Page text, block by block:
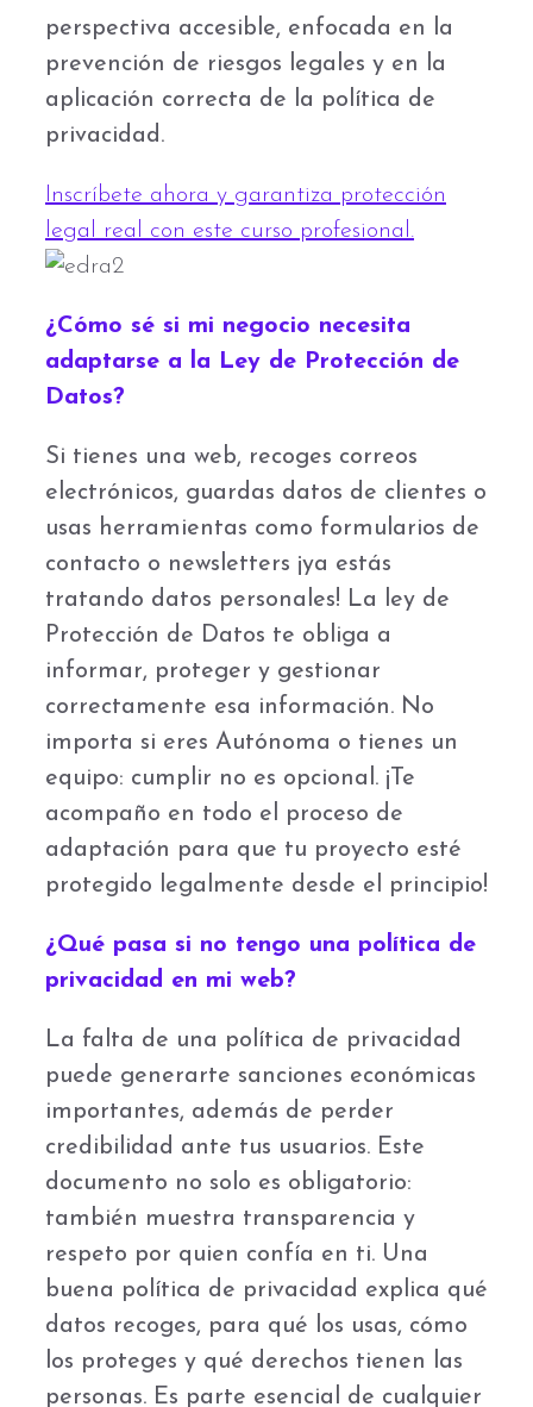
perspectiva accesible, enfocada en la
prevención de riesgos legales y en la
aplicación correcta de la política de
privacidad.
Inscríbete ahora y garantiza protección
legal real con este curso profesional.
¿Cómo sé si mi negocio necesita
adaptarse a la Ley de Protección de
Datos?
Si tienes una web, recoges correos
electrónicos, guardas datos de clientes o
usas herramientas como formularios de
contacto o newsletters ¡ya estás
tratando datos personales! La ley de
Protección de Datos te obliga a
informar, proteger y gestionar
correctamente esa información. No
importa si eres Autónoma o tienes un
equipo: cumplir no es opcional. ¡Te
acompaño en todo el proceso de
adaptación para que tu proyecto esté
protegido legalmente desde el principio!
¿Qué pasa si no tengo una política de
privacidad en mi web?
La falta de una política de privacidad
puede generarte sanciones económicas
importantes, además de perder
credibilidad ante tus usuarios. Este
documento no solo es obligatorio:
también muestra transparencia y
respeto por quien confía en ti. Una
buena política de privacidad explica qué
datos recoges, para qué los usas, cómo
los proteges y qué derechos tienen las
personas. Es parte esencial de cualquier